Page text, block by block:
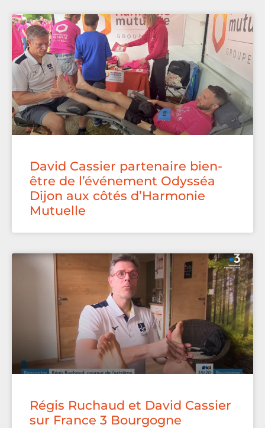
David Cassier partenaire bien-
être de l’événement Odysséa
Dijon aux côtés d’Harmonie
Mutuelle
Régis Ruchaud et David Cassier
sur France 3 Bourgogne